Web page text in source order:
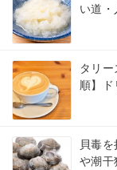
い道・
タリ
順】ド
貝毒
や潮干